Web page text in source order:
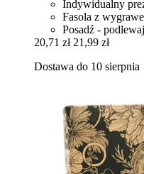
Indywidualny
Fasola z
Posadź -
20,71 zł 21,99 zł
Dostawa do 10 sierpnia